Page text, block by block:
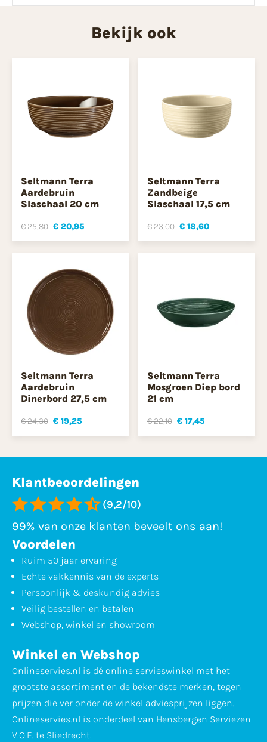
Bekijk ook
Seltmann Terra
Aardebruin
Slaschaal 20 cm
€ 25,80 € 20,95
Seltmann Terra
Zandbeige
Slaschaal 17,5 cm
€ 23,00 € 18,60
Seltmann Terra
Aardebruin
Dinerbord 27,5 cm
€ 24,30 € 19,25
Seltmann Terra
Mosgroen Diep bord
21 cm
€ 22,10 € 17,45
Klantbeoordelingen
(9,2/10)
99% van onze klanten beveelt ons aan!
Voordelen
Ruim 50 jaar ervaring
Echte vakkennis van de experts
Persoonlijk & deskundig advies
Veilig bestellen en betalen
Webshop, winkel en showroom
Winkel en Webshop
Onlineservies.nl is dé online servieswinkel met het
grootste assortiment en de bekendste merken, tegen
prijzen die ver onder de winkel adviesprijzen liggen.
Onlineservies.nl is onderdeel van Hensbergen Serviezen
V.O.F. te Sliedrecht.